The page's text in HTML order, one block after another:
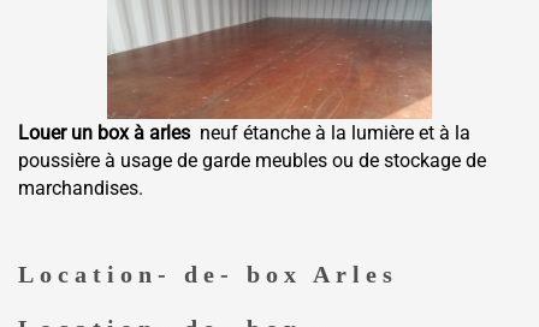
Louer un box à arles neuf étanche à la lumière et à la
poussière à usage de garde meubles ou de stockage de
marchandises.
Location- de- box Arles